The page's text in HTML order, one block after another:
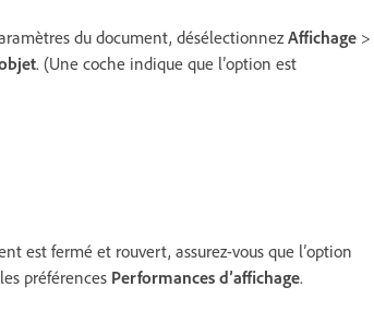
du document, désélectionnezAffichage >
. (Une coche indique que l’option est
est fermé et rouvert, assurez-vous que l’option
préférences Performances d’affichage.